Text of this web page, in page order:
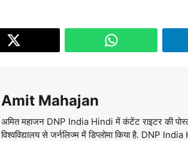
Amit Mahajan
अमित महाजन DNP India Hindi में कंटेंट राइटर की
विश्वविद्यालय से जर्नलिज्म में डिप्लोमा किया है. DNP